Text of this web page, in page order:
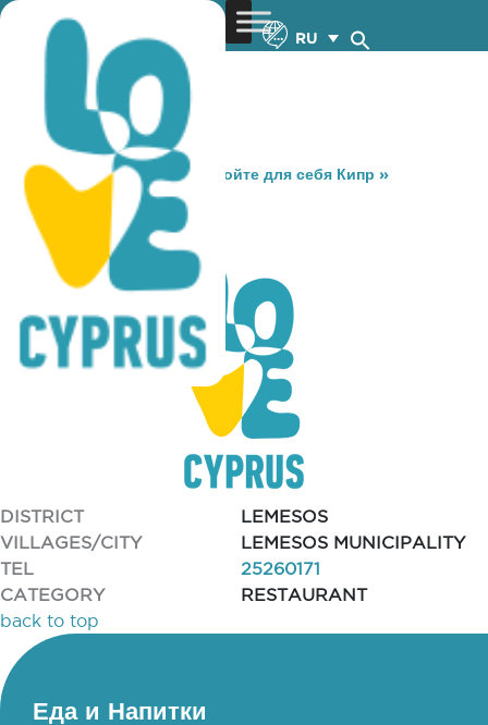
RU
You are here: Home »Откройте для себя Кипр »
Gastronomy
» PITOT
PITOT
DISTRICT
LEMESOS
VILLAGES/CITY
LEMESOS MUNICIPALITY
TEL
25260171
CATEGORY
RESTAURANT
back to top
Еда и Напитки